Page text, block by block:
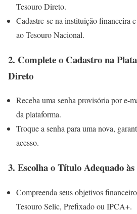
Tesouro Direto.
Cadastre-se na instituição financeira
ao Tesouro Nacional.
2. Complete o Cadastro na
Direto
Receba uma senha provisória por e-
da plataforma.
Troque a senha para uma nova,
acesso.
3. Escolha o Título Adequado às
Compreenda seus objetivos
Tesouro Selic, Prefixado ou IPCA+.